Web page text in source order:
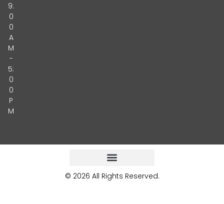
9:
0
0
A
M
-
5:
0
0
P
M
© 2026 All Rights Reserved.